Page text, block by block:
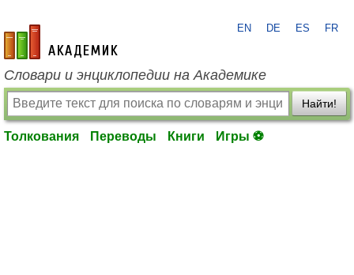
academic.ru
EN DE ES FR
Словари и энциклопедии на Академике
Найти!
Толкования Переводы Книги Игры ⚽